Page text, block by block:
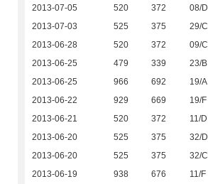
2013-07-05
520 372 08/D
2013-07-03
525 375 29/C
2013-06-28
520 372 09/C
2013-06-25
479 339 23/B
2013-06-25
966 692 19/A
2013-06-22
929 669 19/F
2013-06-21
520 372 11/D
2013-06-20
525 375 32/D
2013-06-20
525 375 32/C
2013-06-19
938 676 11/F